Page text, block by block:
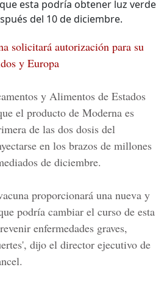
esta podría obtener luz verde
del 10 de diciembre.
solicitará autorización para su
y Europa
y Alimentos de Estados
el producto de Moderna es
de las dos dosis del
en los brazos de millones
de diciembre.
proporcionará una nueva y
podría cambiar el curso de esta
enfermedades graves,
dijo el director ejecutivo de